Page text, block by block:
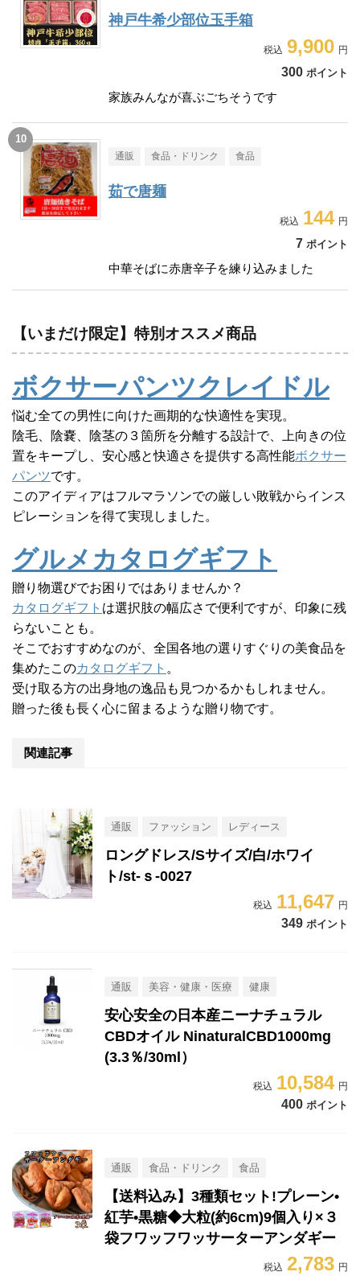
神戸牛希少部位玉手箱
9,900
300 ポイント
家族みんなが喜ぶごちそうです
通販 食品・ドリンク 食品
茹で唐麺
144
7 ポイント
中華そばに赤唐辛子を練り込みました
【いまだけ限定】特別オススメ商品
ボクサーパンツクレイドル
悩む全ての男性に向けた画期的な快適性を実現。
陰毛、陰嚢、陰茎の３箇所を分離する設計で、上向きの位
置をキープし、安心感と快適さを提供する高性能ボクサー
パンツです。
このアイディアはフルマラソンでの厳しい敗戦からインス
ピレーションを得て実現しました。
グルメカタログギフト
贈り物選びでお困りではありませんか？
カタログギフト は選択肢の幅広さで便利ですが、印象に残
らないことも。
そこでおすすめなのが、全国各地の選りすぐりの美食品を
集めたこのカタログギフト 。
受け取る方の出身地の逸品も見つかるかもしれません。
贈った後も長く心に留まるような贈り物です。
関連記事
通販 ファッション レディース
ロングドレス/Sサイズ/白/ホワイ
ト/st-ｓ-0027
11,647
349 ポイント
通販 美容・健康・医療 健康
安心安全の日本産ニーナチュラル
CBDオイル NinaturalCBD1000mg
(3.3％/30ml）
10,584
400 ポイント
通販 食品・ドリンク 食品
【送料込み】3種類セット!プレーン•
紅芋•黒糖◆大粒(約6cm)9個入り×３
袋フワッフワッサーターアンダギー
2,783